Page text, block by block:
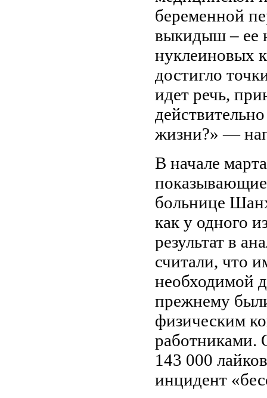
беременной
выкидыш – ее
нуклеиновых
достигло
идет речь,
жизни?» —
В начале
больнице
как у одного
результат в
считали, что
необходимой
прежнему
физическим
работниками.
143 000
инцидент